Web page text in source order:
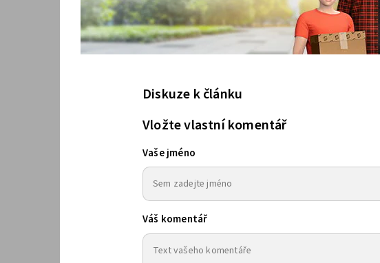
Diskuze k článku
Vložte vlastní komentář
Vaše jméno
Váš komentář